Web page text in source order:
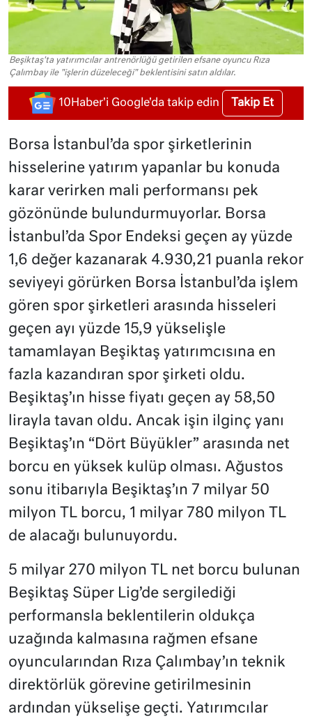
Beşiktaş'ta yatırımcılar antrenörlüğü getirilen efsane oyuncu Rıza
Çalımbay ile "işlerin düzeleceği" beklentisini satın aldılar.
10Haber'i Google'da takip edin Takip Et
Borsa İstanbul’da spor şirketlerinin
hisselerine yatırım yapanlar bu konuda
karar verirken mali performansı pek
gözönünde bulundurmuyorlar. Borsa
İstanbul’da Spor Endeksi geçen ay yüzde
1,6 değer kazanarak 4.930,21 puanla rekor
seviyeyi görürken Borsa İstanbul’da işlem
gören spor şirketleri arasında hisseleri
geçen ayı yüzde 15,9 yükselişle
tamamlayan Beşiktaş yatırımcısına en
fazla kazandıran spor şirketi oldu.
Beşiktaş’ın hisse fiyatı geçen ay 58,50
lirayla tavan oldu. Ancak işin ilginç yanı
Beşiktaş’ın “Dört Büyükler” arasında net
borcu en yüksek kulüp olması. Ağustos
sonu itibarıyla Beşiktaş’ın 7 milyar 50
milyon TL borcu, 1 milyar 780 milyon TL
de alacağı bulunuyordu.
5 milyar 270 milyon TL net borcu bulunan
Beşiktaş Süper Lig’de sergilediği
performansla beklentilerin oldukça
uzağında kalmasına rağmen efsane
oyuncularından Rıza Çalımbay’ın teknik
direktörlük görevine getirilmesinin
ardından yükselişe geçti. Yatırımcılar